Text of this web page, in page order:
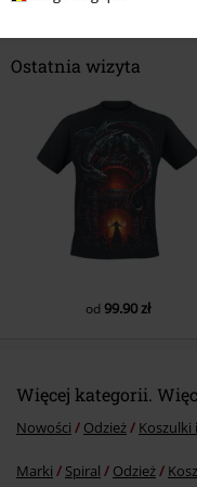
Prześlij komentarz
Ostatnia wizyta
od 99.90 zł
Więcej kategorii.
Nowości Odzież Koszulki
Marki Spiral Odzież